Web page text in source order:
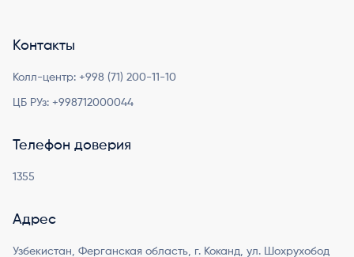
Контакты
Колл-центр: +998 (71) 200-11-10
ЦБ РУз: +998712000044
Телефон доверия
1355
Адрес
Узбекистан, Ферганская область, г. Коканд, ул. Шохрухобод